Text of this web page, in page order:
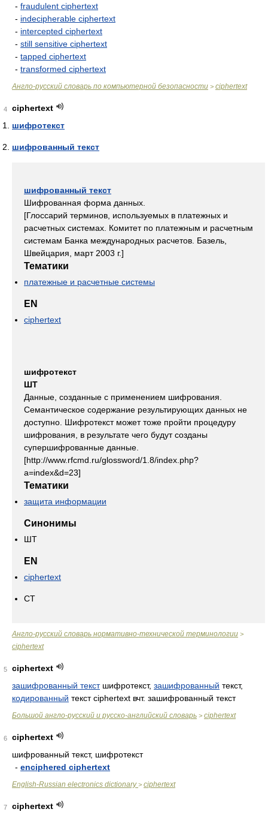
- fraudulent ciphertext
- indecipherable ciphertext
- intercepted ciphertext
- still sensitive ciphertext
- tapped ciphertext
- transformed ciphertext
Англо-русский словарь по компьютерной безопасности > ciphertext
4
ciphertext
шифротекст
шифрованный текст
шифрованный текст
Шифрованная форма данных.
[Глоссарий терминов, используемых в платежных и
расчетных системах. Комитет по платежным и расчетным
системам Банка международных расчетов. Базель,
Швейцария, март 2003 г.]
Тематики
платежные и расчетные системы
EN
ciphertext
шифротекст
ШТ
Данные, созданные с применением шифрования.
Семантическое содержание результирующих данных не
доступно. Шифротекст может тоже пройти процедуру
шифрования, в результате чего будут созданы
супершифрованные данные.
[http://www.rfcmd.ru/glossword/1.8/index.php?
a=index&d=23]
Тематики
защита информации
Синонимы
ШТ
EN
ciphertext
CT
Англо-русский словарь нормативно-технической терминологии >
ciphertext
5
ciphertext
зашифрованный текстшифротекст, зашифрованный текст,
кодированный текст ciphertext вчт. зашифрованный текст
Большой англо-русский и русско-английский словарь > ciphertext
6
ciphertext
шифрованный текст, шифротекст
- enciphered ciphertext
English-Russian electronics dictionary> ciphertext
7
ciphertext